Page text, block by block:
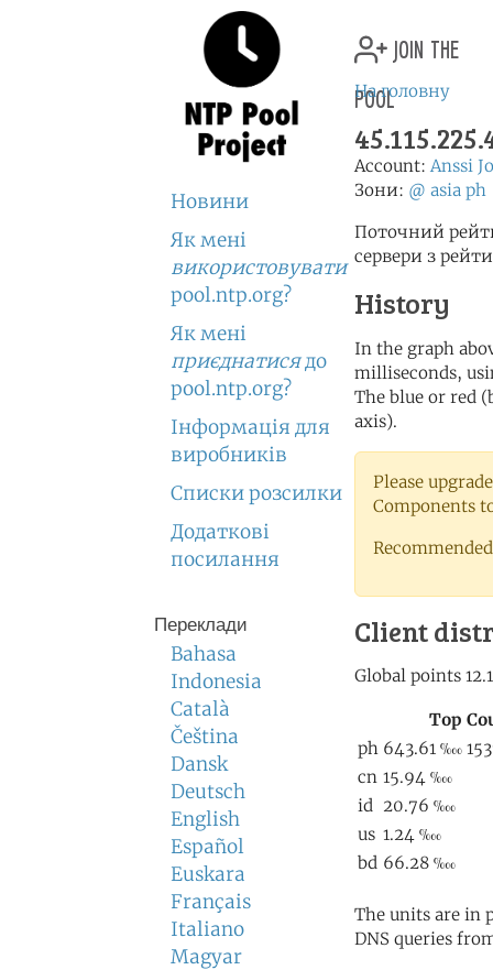
Новини
Як мені
використовувати
pool.ntp.org?
Як мені
приєднатисядо
pool.ntp.org?
Інформація для
виробників
Списки розсилки
Додаткові
посилання
Переклади
Bahasa
Indonesia
Català
Čeština
Dansk
Deutsch
English
Español
Euskara
Français
Italiano
Magyar
join the
pool
На головну
Account: Anssi
Зони: @ asia ph
Поточний
сервери з
History
In the graph
milliseconds,
The blue or red
axis).
Please
Components
Client
The units are in
DNS queries